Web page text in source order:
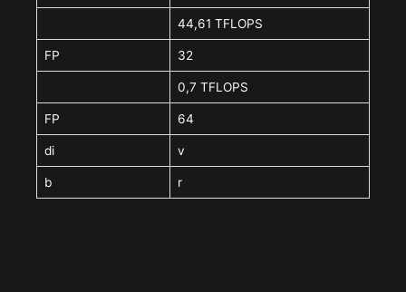
44,61 TFLOPS
FP 32
0,7 TFLOPS
FP 64
di v
b r